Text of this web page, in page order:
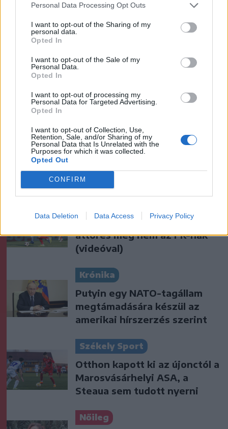
Personal Data Processing Opt Outs
I want to opt-out of the Sharing of my
personal data.
Opted In
I want to opt-out of the Sale of my
Personal Data.
Opted In
I want to opt-out of processing my
Personal Data for Targeted Advertising.
Opted In
I want to opt-out of Collection, Use,
Retention, Sale, and/or Sharing of my
Personal Data that Is Unrelated with the
Purposes for which it was collected.
Opted Out
CONFIRM
Data Deletion Data Access Privacy Policy
Ezek is érdekelhetik
Tizenegy település maradhat
Húsdarálógépbe szorult egy
kétéves gyerek keze, a
műtőben
A gól már összejött, az
áttörés még nem az FK-nak
(videóval)
Krónika
Putyin egy NATO-tagállam
megtámadására készül az
amerikai hírszerzés szerint
Székely Sport
Otthon kapott ki az újonctól a
Marosvásárhelyi ASA, a
Steaua sem tudott nyerni
Nőileg